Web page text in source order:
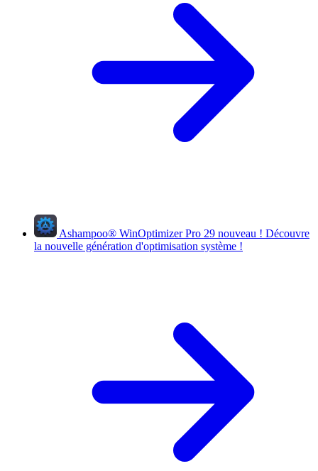
Ashampoo® WinOptimizer Pro 29 nouveau ! Découvre
la nouvelle génération d'optimisation système !